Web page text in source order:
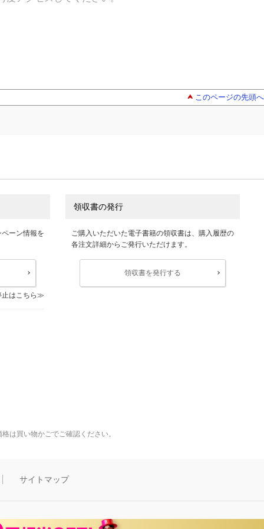
このページの先頭へ
ーン情報を
はこちら
領収書の発行
ご購入いただいた電子書籍の領収書は、購入履歴の
各注文詳細からご発行いただけます。
領収書を発行する
は買い物かごでご確認ください。
サイトマップ